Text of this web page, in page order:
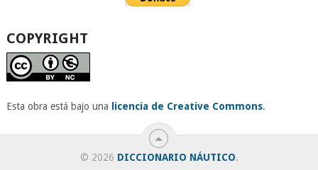
COPYRIGHT
Esta obra está bajo una licencia de Creative Commons.
© 2026 DICCIONARIO NÁUTICO.